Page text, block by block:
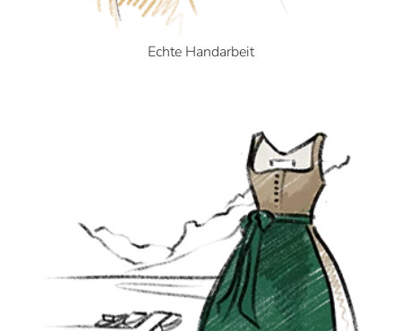
Echte Handarbeit